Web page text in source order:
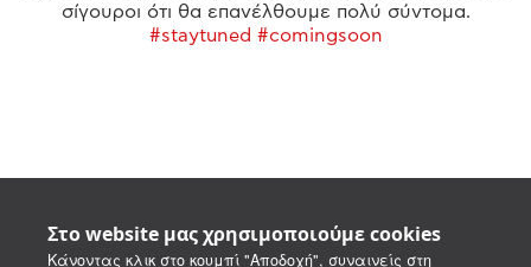
Στο website μας χρησιμοποιούμε cookies
Κάνοντας κλικ στο κουμπί "Αποδοχή", συναινείς στη
σίγουροι ότι θα επανέλθουμε πολύ σύντομα.
#staytuned #comingsoon